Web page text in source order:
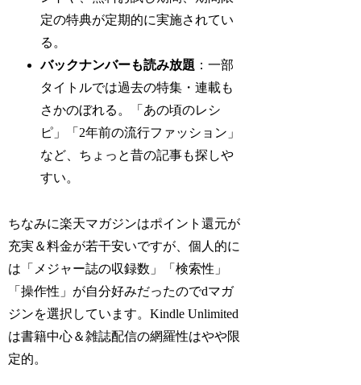
定の特典が定期的に実施されてい
る。
バックナンバーも読み放題 ：一部
タイトルでは過去の特集・連載も
さかのぼれる。「あの頃のレシ
ピ」「2年前の流行ファッション」
など、ちょっと昔の記事も探しや
すい。
ちなみに楽天マガジンはポイント還元が
充実＆料金が若干安いですが、個人的に
は「メジャー誌の収録数」「検索性」
「操作性」が自分好みだったのでdマガ
ジンを選択しています。Kindle Unlimited
は書籍中心＆雑誌配信の網羅性はやや限
定的。